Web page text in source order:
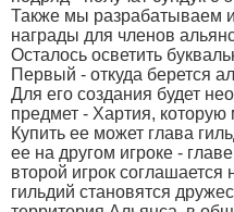
Также мы разрабатываем
награды для членов
Осталось осветить
Первый - откуда берется
Для его создания будет
предмет - Хартия,
Купить ее может глава
ее на другом игроке -
второй игрок соглашается
гильдий становятся